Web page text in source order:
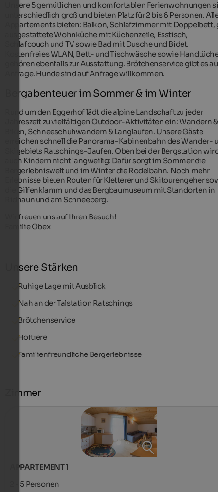
Unsere 5 gemütlichen und komfortablen Ferienwohnungen
unterschiedlich groß und bieten Platz für 2 bis 6 Personen.
Appartements bieten: Balkon, Schlafzimmer mit Doppelbett,
ausgestattete Wohnküche mit Küchenzeile, Esstisch,
Schlafcouch und TV sowie Bad mit Dusche und Bidet.
Kostenfreies WLAN, Bett- und Tischwäsche sowie
gehören ebenfalls zur Ausstattung. Brötchenservice gibt es
Anfrage. Hunde sind auf Anfrage willkommen.
Bergabenteuer im Sommer & im Winter
Rund um den Eggerhof lädt die alpine Landschaft zu jeder
Jahreszeit zu vielfältigen Outdoor-Aktivitäten ein: Wandern &
Biken, Schneeschuhwandern & Langlaufen. Unsere Gäste
erreichen schnell die Panorama-Kabinenbahn des Wander-
Skigebiets Ratschings-Jaufen. Oben bei der Bergstation
auch Kindern nicht langweilig: Dafür sorgt im Sommer die
Bergerlebniswelt und im Winter die Rodelbahn. Noch mehr
Erlebnisse bieten Routen für Kletterer und Skitourengeher
die Gilfenklamm und das Bergbaumuseum mit Standorten in
Ridnaun und am Schneeberg.
Wir freuen uns auf Ihren Besuch!
Familie Obex
Unsere Stärken
Ruhige Lage mit Ausblick
Nah an der Talstation Ratschings
Brötchenservice
Hoftiere
Familienfreundliche Bergerlebnisse
Zimmer
APPARTEMENT 1
2 - 5 Personen